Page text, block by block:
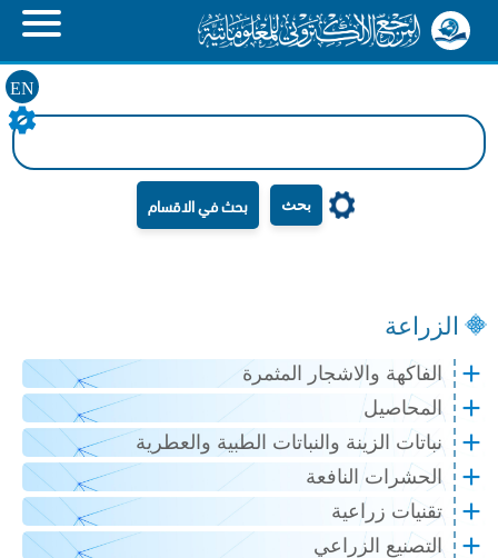
EN
بحث
الزراعة
الفاكهة والاشجار المثمرة
المحاصيل
نباتات الزينة والنباتات الطبية والعطرية
الحشرات النافعة
تقنيات زراعية
التصنيع الزراعي